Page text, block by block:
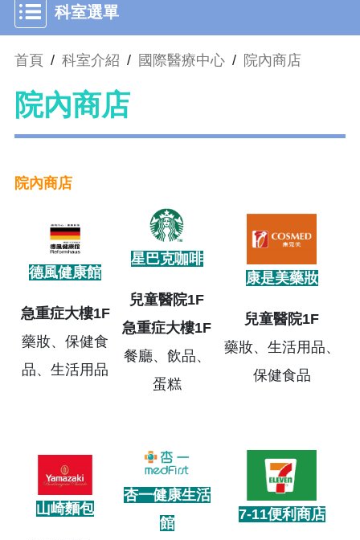
科室選單
首頁 / 科室介紹 / 國際醫療中心 / 院內商店
院內商店
院內商店
德風健康館
急重症大樓1F
藥妝、保健食
品、生活用品
星巴克咖啡
兒童醫院1F
急重症大樓1F
餐廳、飲品、
蛋糕
康是美藥妝
兒童醫院1F
藥妝、生活用品、
保健食品
山崎麵包
杏一健康生活
館
7-11便利商店